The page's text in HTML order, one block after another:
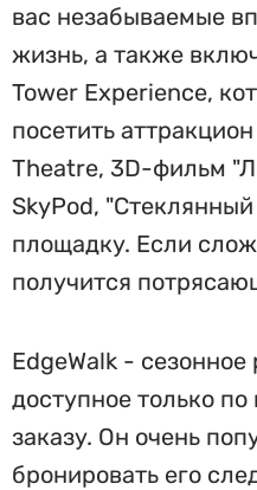
вас незабываемые
жизнь, а также
Tower Experience,
посетить
Theatre, 3D-фильм
SkyPod,
площадку. Если
получится
EdgeWalk - сезонное
доступное только
заказу. Он очень
бронировать его